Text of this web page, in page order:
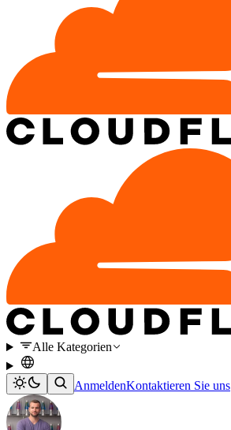
Alle Kategorien
AnmeldenKontaktieren Sie uns